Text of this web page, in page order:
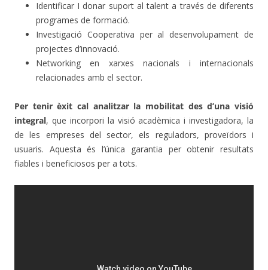
Identificar I donar suport al talent a través de diferents
programes de formació.
Investigació Cooperativa per al desenvolupament de
projectes d’innovació.
Networking en xarxes nacionals i internacionals
relacionades amb el sector.
Per tenir èxit cal analitzar la mobilitat des d’una visió
integral, que incorpori la visió acadèmica i investigadora, la
de les empreses del sector, els reguladors, proveïdors i
usuaris. Aquesta és l’única garantia per obtenir resultats
fiables i beneficiosos per a tots.